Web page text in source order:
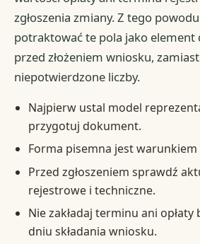
zgłoszenia zmiany. Z tego
potraktować te pola jako element
przed złożeniem wniosku,
niepotwierdzone liczby.
Najpierw ustal model
przygotuj dokument.
Forma pisemna jest warunkiem
Przed zgłoszeniem sprawdź
rejestrowe i techniczne.
Nie zakładaj terminu ani
dniu składania wniosku.